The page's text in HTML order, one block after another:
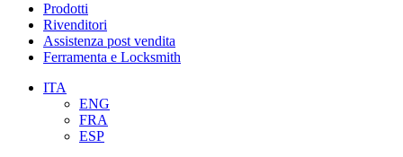
Prodotti
Rivenditori
Assistenza post vendita
Ferramenta e Locksmith
ITA
ENG
FRA
ESP